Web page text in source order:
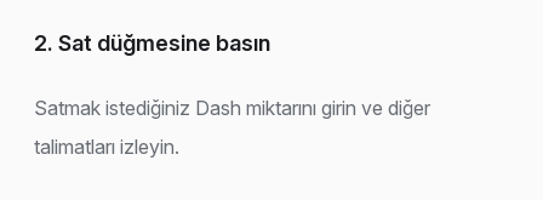
2. Sat düğmesine basın
Satmak istediğiniz Dash miktarını girin ve diğer
talimatları izleyin.